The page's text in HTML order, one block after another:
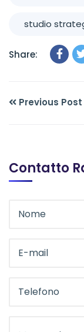
studio
Share:
Previous Post
Contatto